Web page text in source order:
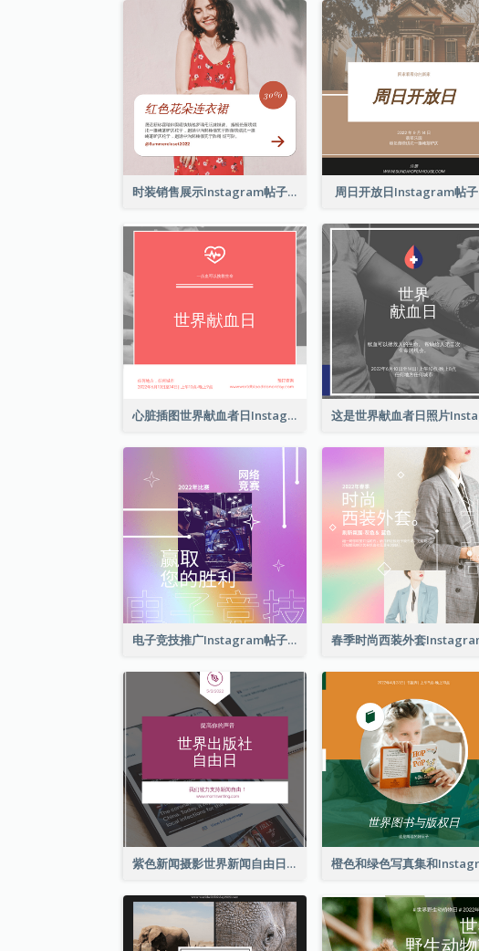
时装销售展示Instagram帖子 周日开放日Instagram帖子
心脏插图世界献血者日Instagram帖子
电子竞技推广Instagram帖子
紫色新闻摄影世界新闻自由日Instagram帖子